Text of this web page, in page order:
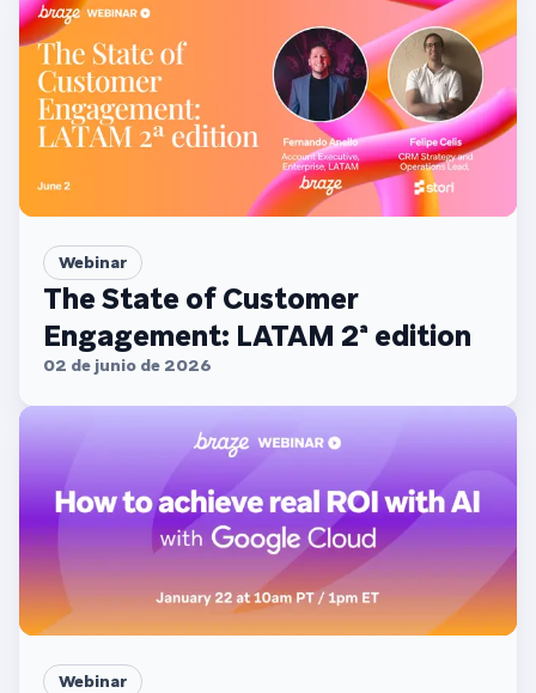
Webinar
The State of Customer
Engagement: LATAM 2ª edition
02 de junio de 2026
Webinar